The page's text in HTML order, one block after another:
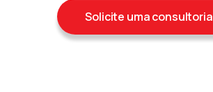
Solicite uma consultoria